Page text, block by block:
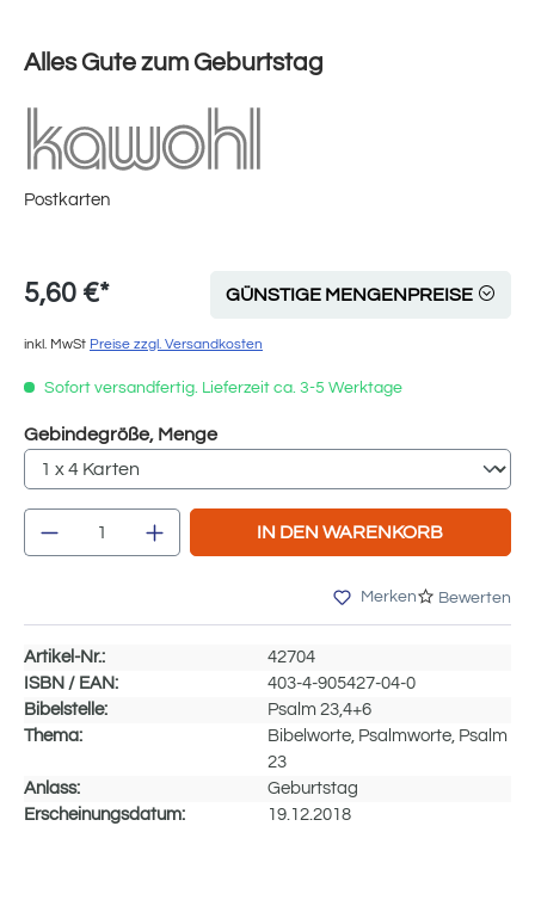
Alles Gute zum Geburtstag
Postkarten
5,60 €* GÜNSTIGE MENGENPREISE
inkl. MwSt Preise zzgl. Versandkosten
Sofort versandfertig. Lieferzeit ca. 3-5 Werktage
Gebindegröße, Mengeauswählen
Produkt Anzahl: Gib den gewünschten
IN DEN WARENKORB
Merken Bewerten
Artikel-Nr.:
42704
ISBN / EAN:
403-4-905427-04-0
Bibelstelle:
Psalm 23,4+6
Thema:
Bibelworte, Psalmworte, Psalm
23
Anlass:
Geburtstag
Erscheinungsdatum:
19.12.2018